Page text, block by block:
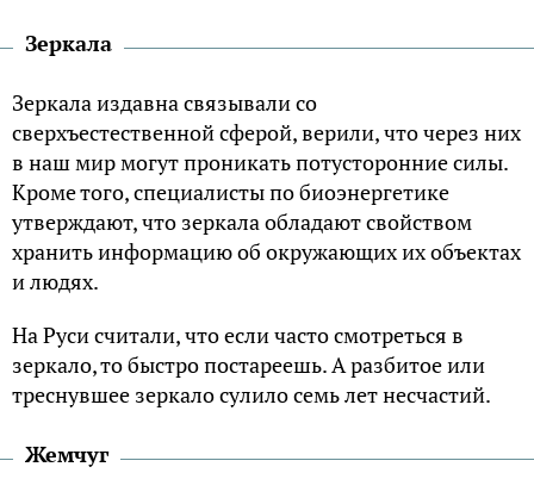
Зеркала
Зеркала издавна связывали со
сверхъестественной сферой, верили, что через них
в наш мир могут проникать потусторонние силы.
Кроме того, специалисты по биоэнергетике
утверждают, что зеркала обладают свойством
хранить информацию об окружающих их объектах
и людях.
На Руси считали, что если часто смотреться в
зеркало, то быстро постареешь. А разбитое или
треснувшее зеркало сулило семь лет несчастий.
Жемчуг